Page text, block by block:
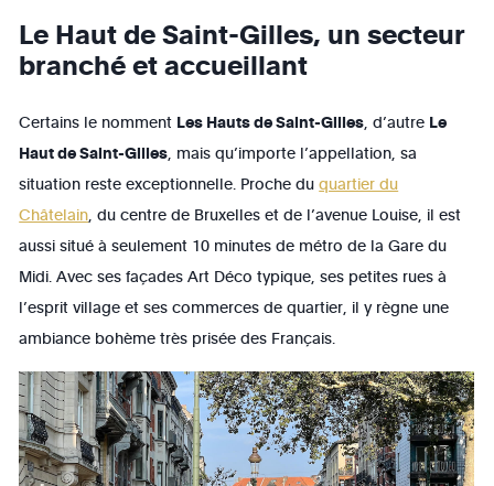
Le Haut de Saint-Gilles, un secteur
branché et accueillant
Certains le nomment Les Hauts de Saint-Gilles , d’autre Le
Haut de Saint-Gilles , mais qu’importe l’appellation, sa
situation reste exceptionnelle. Proche duquartier du
Châtelain , du centre de Bruxelles et de l’avenue Louise, il est
aussi situé à seulement 10 minutes de métro de la Gare du
Midi. Avec ses façades Art Déco typique, ses petites rues à
l’esprit village et ses commerces de quartier, il y règne une
ambiance bohème très prisée des Français.